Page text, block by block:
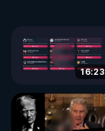
16:23